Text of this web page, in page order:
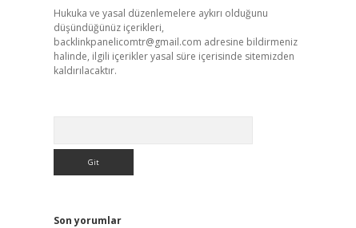
Hukuka ve yasal düzenlemelere aykırı olduğunu
düşündüğünüz içerikleri,
backlinkpanelicomtr@gmail.com adresine bildirmeniz
halinde, ilgili içerikler yasal süre içerisinde sitemizden
kaldırılacaktır.
Son yorumlar